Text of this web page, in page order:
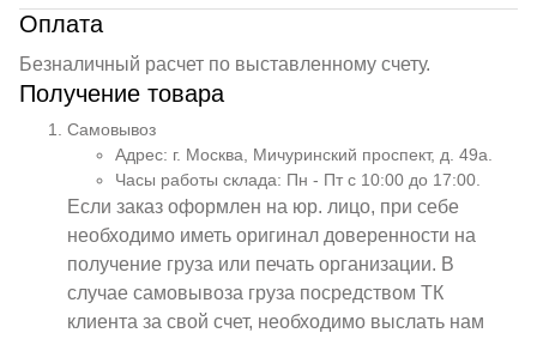
Оплата
Безналичный расчет по выставленному счету.
Получение товара
Самовывоз
Адрес: г. Москва, Мичуринский проспект, д. 49а.
Часы работы склада: Пн - Пт с 10:00 до 17:00.
Если заказ оформлен на юр. лицо, при себе
необходимо иметь оригинал доверенности на
получение груза или печать организации. В
случае самовывоза груза посредством ТК
клиента за свой счет, необходимо выслать нам